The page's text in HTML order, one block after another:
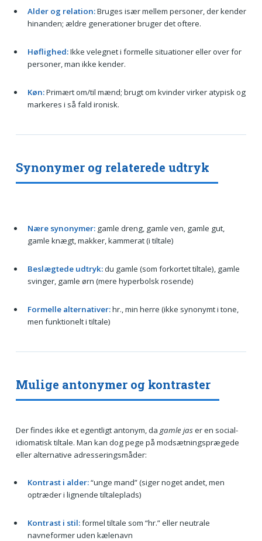
Alder og relation:Bruges især mellem personer, der kender
hinanden; ældre generationer bruger det oftere.
Høflighed:Ikke velegnet i formelle situationer eller over for
personer, man ikke kender.
Køn:Primært om/til mænd; brugt om kvinder virker atypisk og
markeres i så fald ironisk.
Synonymer og relaterede udtryk
Nære synonymer:gamle dreng, gamle ven, gamle gut,
gamle knægt, makker, kammerat (i tiltale)
Beslægtede udtryk:du gamle (som forkortet tiltale), gamle
svinger, gamle ørn (mere hyperbolsk rosende)
Formelle alternativer:hr., min herre (ikke synonymt i tone,
men funktionelt i tiltale)
Mulige antonymer og kontraster
Der findes ikke et egentligt antonym, da gamle jaser en social-
idiomatisk tiltale. Man kan dog pege på modsætningsprægede
eller alternative adresseringsmåder:
Kontrast i alder:“unge mand” (siger noget andet, men
optræder i lignende tiltaleplads)
Kontrast i stil:formel tiltale som “hr.” eller neutrale
navneformer uden kælenavn